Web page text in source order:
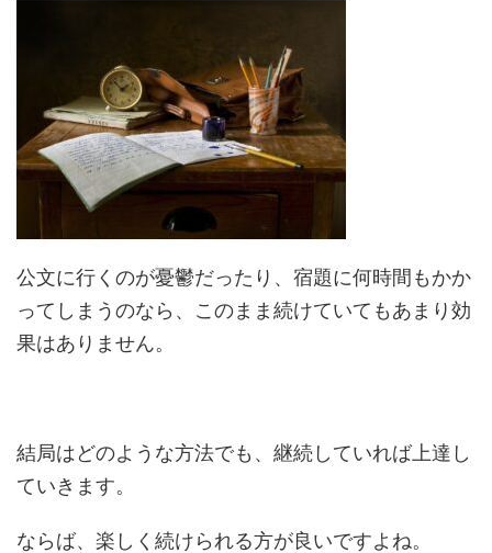
公文に行くのが憂鬱だったり、宿題に何時間もかか
ってしまうのなら、このまま続けていてもあまり効
果はありません。
結局はどのような方法でも、継続していれば上達し
ていきます。
ならば、楽しく続けられる方が良いですよね。